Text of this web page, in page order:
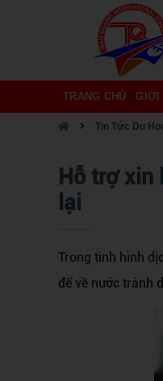
TRANG CHỦ GIỚI
Tin Tức Du
Hỗ trợ
lại
Trong tình hình
để về nước tránh